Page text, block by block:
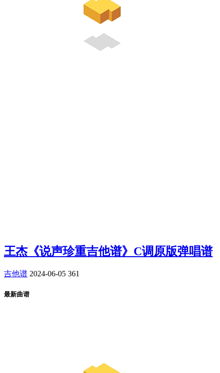
王杰《说声珍重吉他谱》C调原版弹唱谱
吉他谱 2024-06-05 361
最新曲谱